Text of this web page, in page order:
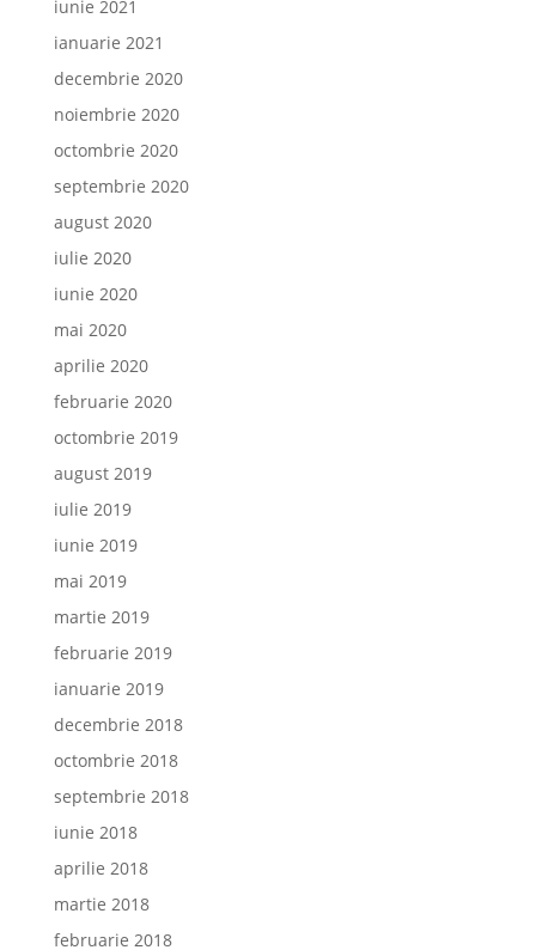
iunie 2021
ianuarie 2021
decembrie 2020
noiembrie 2020
octombrie 2020
septembrie 2020
august 2020
iulie 2020
iunie 2020
mai 2020
aprilie 2020
februarie 2020
octombrie 2019
august 2019
iulie 2019
iunie 2019
mai 2019
martie 2019
februarie 2019
ianuarie 2019
decembrie 2018
octombrie 2018
septembrie 2018
iunie 2018
aprilie 2018
martie 2018
februarie 2018